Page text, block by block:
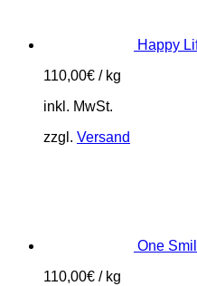
Happy
110,00€ / kg
inkl. MwSt.
zzgl. Versand
One
110,00€ / kg